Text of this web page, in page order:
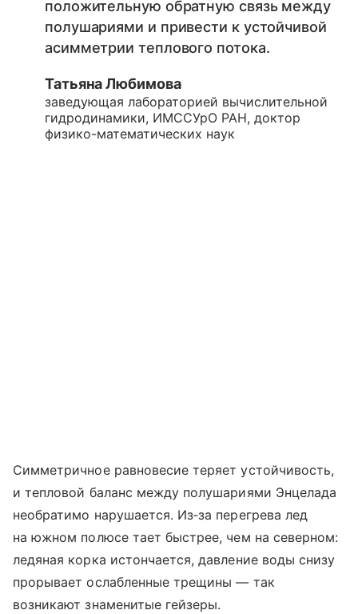
положительную обратную связь между
полушариями и привести к устойчивой
асимметрии теплового потока.
Татьяна Любимова
заведующая лабораторией вычислительной
гидродинамики, ИМССУрО РАН, доктор
физико-математических наук
Симметричное равновесие теряет устойчивость,
и тепловой баланс между полушариями Энцелада
необратимо нарушается. Из‑за перегрева лед
на южном полюсе тает быстрее, чем на северном:
ледяная корка истончается, давление воды снизу
прорывает ослабленные трещины — так
возникают знаменитые гейзеры.